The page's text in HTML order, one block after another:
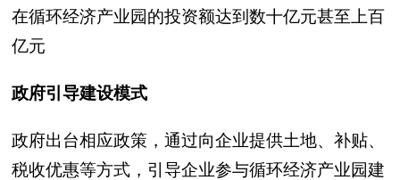
在循环经济产业园的投资额达到数十亿元甚至上百
亿元
政府引导建设模式
政府出台相应政策，通过向企业提供土地、补贴、
税收优惠等方式，引导企业参与循环经济产业园建